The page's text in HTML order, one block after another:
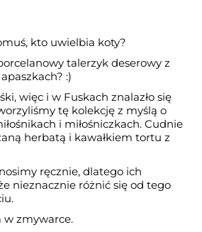
kto uwielbia koty?
talerzyk deserowy z
:)
więc i w Fuskach znalazło się
tę kolekcję z myślą o
i miłośniczkach. Cudnie
herbatą i kawałkiem tortu z
ręcznie, dlatego ich
nieznacznie różnić się od tego
w zmywarce.